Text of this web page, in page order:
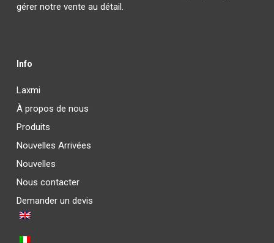
gérer notre vente au détail.
Info
Laxmi
À propos de nous
Produits
Nouvelles Arrivées
Nouvelles
Nous contacter
Demander un devis